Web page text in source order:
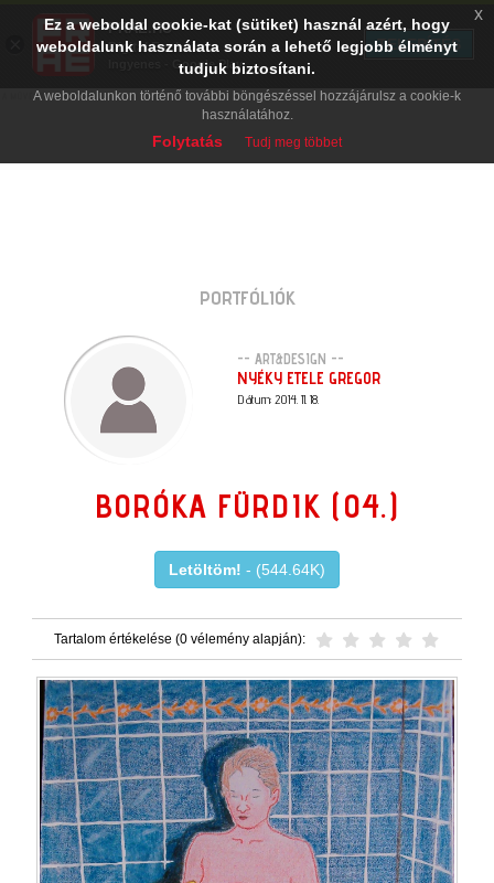
PORTFÓLIÓK
-- ART&DESIGN --
NYÉKY ETELE GREGOR
Dátum: 2014. 11. 18.
BORÓKA FÜRDIK (04.)
Letöltöm! - (544.64K)
Tartalom értékelése (0 vélemény alapján):
Ez a weboldal cookie-kat (sütiket) használ azért, hogy
weboldalunk használata során a lehető legjobb élményt
tudjuk biztosítani.
A weboldalunkon történő további böngészéssel hozzájárulsz a cookie-k
használatához.
Folytatás Tudj meg többet
x
PRAE.HU
Digital Evolution
Ingyenes - Google Play
TELEPÍTÉS